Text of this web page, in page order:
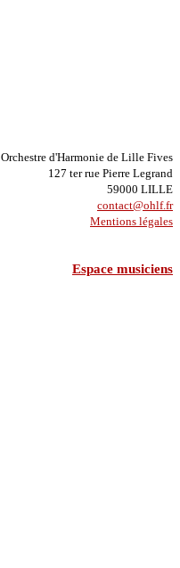
Orchestre d'Harmonie de Lille Fives
127 ter rue Pierre Legrand
59000 LILLE
contact@ohlf.fr
Mentions légales
Espace musiciens